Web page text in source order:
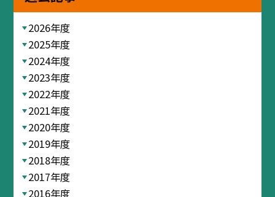
2026年度
2025年度
2024年度
2023年度
2022年度
2021年度
2020年度
2019年度
2018年度
2017年度
2016年度